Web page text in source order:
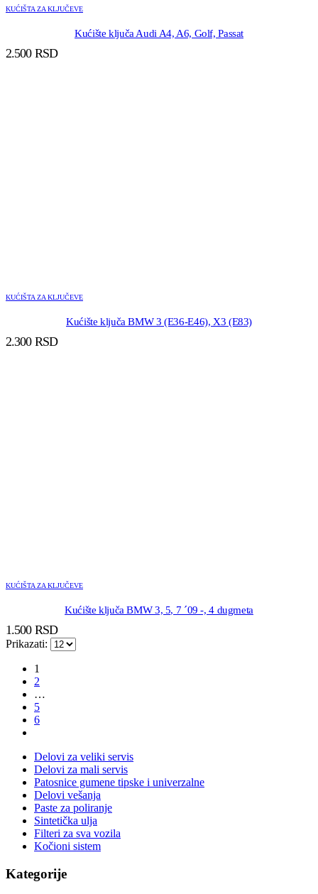
KUĆIŠTA ZA KLJUČEVE
Kućište ključa Audi A4, A6, Golf, Passat
2.500 RSD
KUĆIŠTA ZA KLJUČEVE
Kućište ključa BMW 3 (E36-E46), X3 (E83)
2.300 RSD
KUĆIŠTA ZA KLJUČEVE
Kućište ključa BMW 3, 5, 7 ´09 -, 4 dugmeta
1.500 RSD
Prikazati:
1
2
…
5
6
Delovi za veliki servis
Delovi za mali servis
Patosnice gumene tipske i univerzalne
Delovi vešanja
Paste za poliranje
Sintetička ulja
Filteri za sva vozila
Kočioni sistem
Kategorije